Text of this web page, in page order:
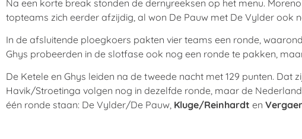
Na een korte break stonden de dernyreeksen op het menu.
topteams zich eerder afzijdig, al won De Pauw met De Vylder ook
In de afsluitende ploegkoers pakten vier teams een ronde,
Ghys probeerden in de slotfase ook nog een ronde te pakken,
De Ketele en Ghys leiden na de tweede nacht met 129 punten.
Havik/Stroetinga volgen nog in dezelfde ronde, maar de
één ronde staan: De Vylder/De Pauw, Kluge/Reinhardt en